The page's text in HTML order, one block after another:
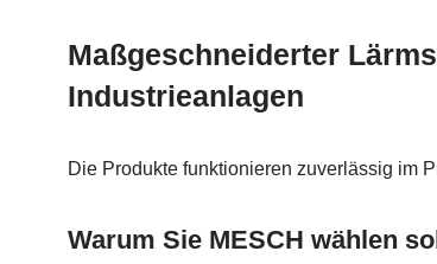
Maßgeschneiderter
Industrieanlagen
Die Produkte funktionieren zuverlässig im
Warum Sie MESCH wählen